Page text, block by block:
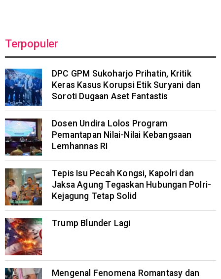
Terpopuler
DPC GPM Sukoharjo Prihatin, Kritik
Keras Kasus Korupsi Etik Suryani dan
Soroti Dugaan Aset Fantastis
Dosen Undira Lolos Program
Pemantapan Nilai-Nilai Kebangsaan
Lemhannas RI
Tepis Isu Pecah Kongsi, Kapolri dan
Jaksa Agung Tegaskan Hubungan Polri-
Kejagung Tetap Solid
Trump Blunder Lagi
Mengenal Fenomena Romantasy dan